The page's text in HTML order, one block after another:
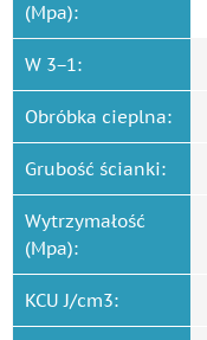
(Mpa):
W 3−1:
Obróbka cieplna:
Grubość ścianki:
Wytrzymałość
(Mpa):
KCU J/cm3: